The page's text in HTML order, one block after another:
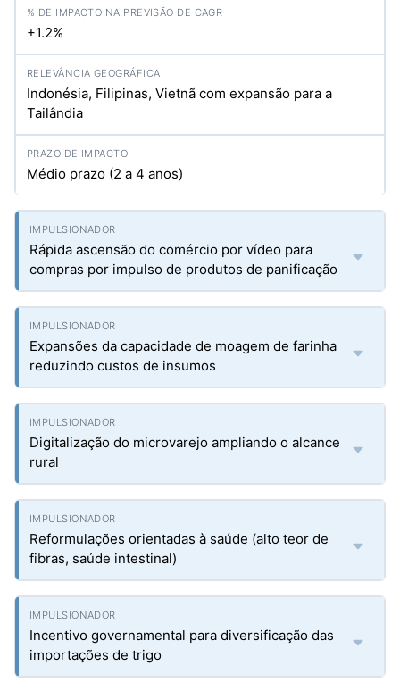
+1.2%
Indonésia, Filipinas, Vietnã com expansão para a
Tailândia
Médio prazo (2 a 4 anos)
Rápida ascensão do comércio por vídeo para
compras por impulso de produtos de panificação
Expansões da capacidade de moagem de farinha
reduzindo custos de insumos
Digitalização do microvarejo ampliando o alcance
rural
Reformulações orientadas à saúde (alto teor de
fibras, saúde intestinal)
Incentivo governamental para diversificação das
importações de trigo